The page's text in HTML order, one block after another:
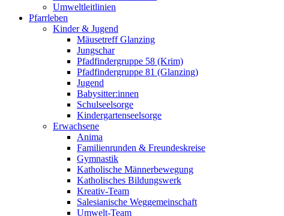
Umweltleitlinien
Pfarrleben
Kinder & Jugend
Mäusetreff Glanzing
Jungschar
Pfadfindergruppe 58 (Krim)
Pfadfindergruppe 81 (Glanzing)
Jugend
Babysitter:innen
Schulseelsorge
Kindergartenseelsorge
Erwachsene
Anima
Familienrunden & Freundeskreise
Gymnastik
Katholische Männerbewegung
Katholisches Bildungswerk
Kreativ-Team
Salesianische Weggemeinschaft
Umwelt-Team